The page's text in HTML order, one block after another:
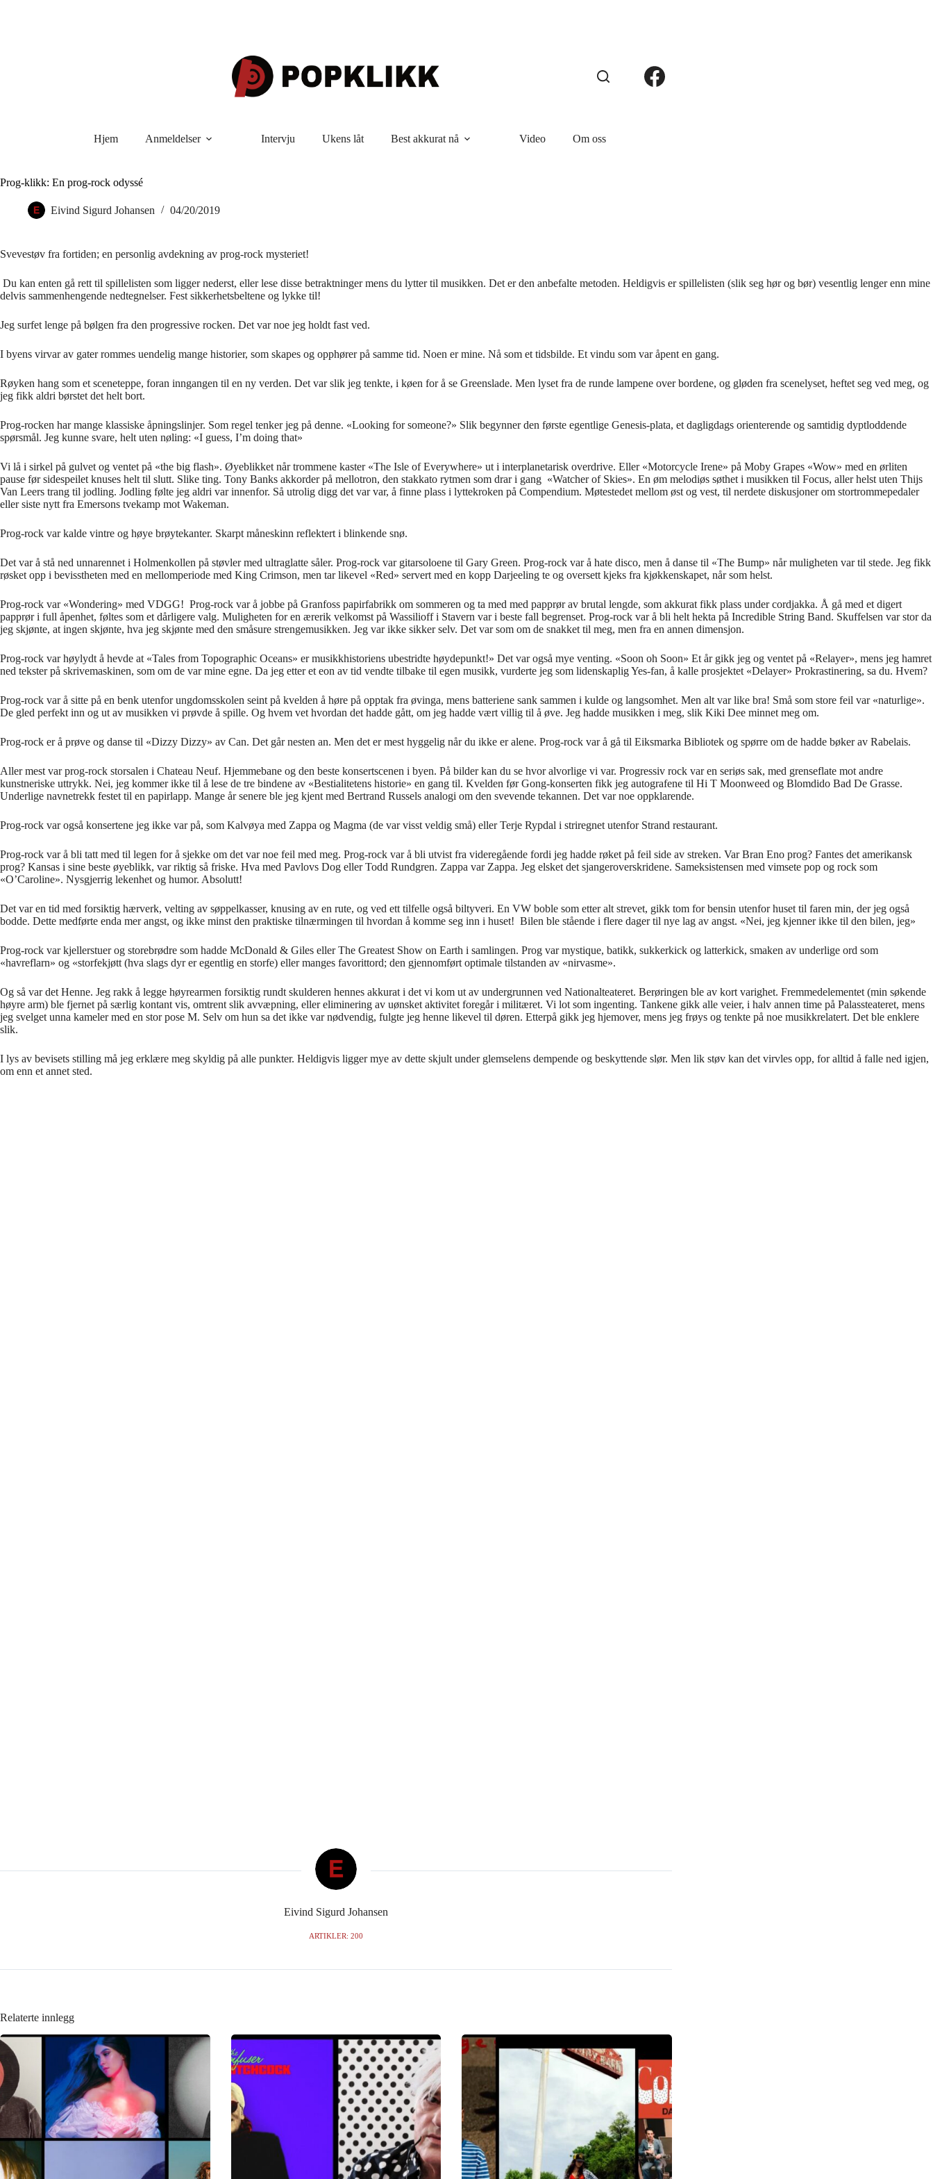
Hjem Anmeldelser Intervju Ukens låt Best akkurat nå Video Om oss
Prog-klikk: En prog-rock odyssé
Eivind Sigurd Johansen 04/20/2019
Svevestøv fra fortiden; en personlig avdekning av prog-rock mysteriet!
Du kan enten gå rett til spillelisten som ligger nederst, eller lese disse betraktninger mens du lytter til musikken. Det er den anbefalte metoden. Heldigvis er spillelisten (slik seg hør og bør) vesentlig lenger enn mine
delvis sammenhengende nedtegnelser. Fest sikkerhetsbeltene og lykke til!
Jeg surfet lenge på bølgen fra den progressive rocken. Det var noe jeg holdt fast ved.
I byens virvar av gater rommes uendelig mange historier, som skapes og opphører på samme tid. Noen er mine. Nå som et tidsbilde. Et vindu som varåpent en gang.
Røyken hang som et sceneteppe, foran inngangen til en ny verden. Det var slik jeg tenkte, i køen forå se Greenslade. Men lyset fra de runde lampene over bordene, og gløden fra scenelyset, heftet seg ved meg, og
jeg fikk aldri børstet det helt bort.
Prog-rocken har mange klassiske åpningslinjer. Som regel tenker jeg på denne. «Looking for someone?» Slik begynnerden første egentlige Genesis-plata, et dagligdags orienterende og samtidig dyptloddende
spørsmål. Jeg kunne svare, helt uten nøling: «I guess, I’m doing that»
Vi lå i sirkel på gulvet og ventet på «the big flash». Øyeblikket når trommene kaster «The Isle of Everywhere» ut i interplanetarisk overdrive. Eller «Motorcycle Irene» på Moby Grapes «Wow» med en ørliten
pause før sidespeilet knuses helt til slutt. Slike ting. Tony Banks akkorder på mellotron, den stakkato rytmen som drar i gang «Watcher of Skies». En øm melodiøs søthet i musikken til Focus, aller helst uten Thijs
Van Leers trang til jodling. Jodling følte jeg aldri var innenfor. Så utrolig digg det var var, å finne plass i lyttekroken på Compendium. Møtestedet mellom øst og vest, til nerdete diskusjoner om stortrommepedaler
eller siste nytt fra Emersons tvekamp mot Wakeman.
Prog-rock var kalde vintre og høye brøytekanter. Skarpt måneskinn reflektert i blinkende snø.
Det varå stå ned unnarennet i Holmenkollen på støvler med ultraglatte såler. Prog-rock var gitarsoloene til Gary Green. Prog-rock varå hate disco, men å danse til «The Bump» når muligheten var til stede. Jeg fikk
røsket opp i bevisstheten med en mellomperiode med King Crimson, men tar likevel «Red» servert med en kopp Darjeeling te og oversett kjeks fra kjøkkenskapet, når som helst.
Prog-rock var «Wondering» med VDGG! Prog-rock varå jobbe på Granfoss papirfabrikk om sommeren og ta med med papprør av brutal lengde, som akkurat fikk plass under cordjakka. Å gå med et digert
papprør i full åpenhet, føltes som et dårligere valg. Muligheten for en ærerik velkomst på Wassilioffi Stavern var i beste fall begrenset. Prog-rock varå bli helt hekta på Incredible String Band. Skuffelsen var stor da
jeg skjønte, at ingen skjønte, hva jeg skjønte med den småsure strengemusikken. Jeg var ikke sikker selv. Det var som om de snakket til meg, men fra en annen dimensjon.
Prog-rock var høylydt å hevde at «Tales from Topographic Oceans» er musikkhistoriens ubestridte høydepunkt!» Det var også mye venting. «Soon oh Soon» Et år gikk jeg og ventet på «Relayer», mens jeg hamret
ned tekster på skrivemaskinen, som om de var mine egne. Da jeg etter et eon av tid vendte tilbake til egen musikk, vurderte jeg som lidenskaplig Yes-fan, å kalle prosjektet «Delayer» Prokrastinering, sa du. Hvem?
Prog-rock varå sitte på en benk utenfor ungdomsskolen seint på kvelden å høre på opptak fra øvinga, mens batteriene sank sammen i kulde og langsomhet. Men alt var like bra! Små som store feil var «naturlige».
De gled perfekt inn og ut av musikken vi prøvde å spille. Og hvem vet hvordan det hadde gått, om jeg hadde vært villig til å øve. Jeg hadde musikken i meg, slik Kiki Dee minnet meg om.
Prog-rock erå prøve og danse til «Dizzy Dizzy» av Can. Det går nesten an. Men det er mest hyggelig når du ikke er alene. Prog-rock varå gå til Eiksmarka Bibliotek og spørre om de hadde bøker av Rabelais.
Aller mest var prog-rock storsalen i Chateau Neuf. Hjemmebane og den beste konsertscenen i byen. På bilder kan du se hvor alvorlige vi var. Progressiv rock var en seriøs sak, med grenseflate mot andre
kunstneriske uttrykk. Nei, jeg kommerikke til å lese de tre bindene av «Bestialitetens historie» en gang til. Kvelden før Gong-konserten fikk jeg autografene til Hi T Moonweed og Blomdido Bad De Grasse.
Underlige navnetrekk festet til en papirlapp. Mange år senere ble jeg kjent med Bertrand Russels analogi om den svevende tekannen. Det var noe oppklarende.
Prog-rock var også konsertene jeg ikke var på, som Kalvøya med Zappa og Magma (de var visst veldig små) eller Terje Rypdal i striregnet utenfor Strand restaurant.
Prog-rock varå bli tatt med til legen forå sjekke om det var noe feil med meg. Prog-rock varå bli utvist fra videregående fordi jeg hadde røket på feil side av streken. Var Bran Eno prog? Fantes det amerikansk
prog? Kansas i sine beste øyeblikk, var riktig så friske. Hva med Pavlovs Dog eller Todd Rundgren. Zappa var Zappa. Jeg elsket det sjangeroverskridene. Sameksistensen med vimsete pop og rock som
«O’Caroline». Nysgjerrig lekenhet og humor. Absolutt!
Det var en tid med forsiktig hærverk, velting av søppelkasser, knusing av en rute, og ved ett tilfelle også biltyveri. En VW boble som etter alt strevet, gikk tom for bensin utenfor huset til faren min, der jeg også
bodde. Dette medførte enda mer angst, og ikke minst den praktiske tilnærmingen til hvordan å komme seg inn i huset! Bilen ble stående i flere dager til nye lag av angst. «Nei, jeg kjenner ikke til den bilen, jeg»
Prog-rock var kjellerstuer og storebrødre som hadde McDonald & Giles eller The Greatest Show on Earth i samlingen. Prog var mystique, batikk, sukkerkick og latterkick, smaken av underlige ord som
«havreflarn» og «storfekjøtt (hva slags dyr er egentlig en storfe) eller manges favorittord; den gjennomført optimale tilstanden av «nirvasme».
Og så var det Henne. Jeg rakk å legge høyrearmen forsiktig rundt skulderen hennes akkurat i det vi kom ut av undergrunnen ved Nationalteateret. Berøringen ble av kort varighet. Fremmedelementet (min søkende
høyre arm) ble fjernet på særlig kontant vis, omtrent slik avvæpning, eller eliminering av uønsket aktivitet foregår i militæret. Vi lot som ingenting. Tankene gikk alle veier, i halv annen time på Palassteateret, mens
jeg svelget unna kameler med en stor pose M. Selv om hun sa det ikke var nødvendig, fulgte jeg henne likevel til døren. Etterpå gikk jeg hjemover, mens jeg frøys og tenkte på noe musikkrelatert. Det ble enklere
slik.
I lys av bevisets stilling må jeg erklære meg skyldig på alle punkter. Heldigvis ligger mye av dette skjult under glemselens dempende og beskyttende slør. Men lik støv kan det virvles opp, for alltid å falle ned igjen,
om enn et annet sted.
Eivind Sigurd Johansen
ARTIKLER: 200
Relaterte innlegg